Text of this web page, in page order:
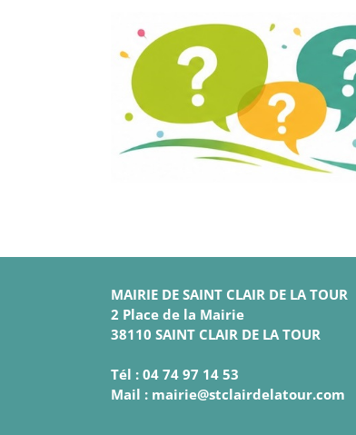
MAIRIE DE SAINT CLAIR DE LA TOUR
2 Place de la Mairie
38110 SAINT CLAIR DE LA TOUR
Tél : 04 74 97 14 53
Mail : mairie@stclairdelatour.com